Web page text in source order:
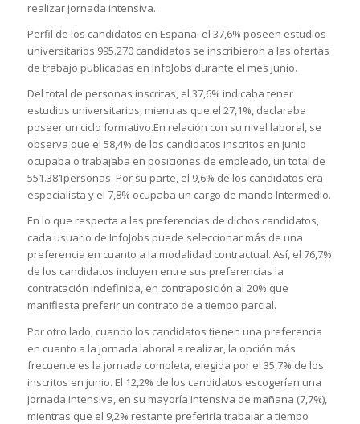
realizar jornada intensiva.
Perfil de los candidatos en España: el 37,6% poseen estudios
universitarios 995.270 candidatos se inscribieron a las ofertas
de trabajo publicadas en InfoJobs durante el mes junio.
Del total de personas inscritas, el 37,6% indicaba tener
estudios universitarios, mientras que el 27,1%, declaraba
poseer un ciclo formativo.En relación con su nivel laboral, se
observa que el 58,4% de los candidatos inscritos en junio
ocupaba o trabajaba en posiciones de empleado, un total de
551.381personas. Por su parte, el 9,6% de los candidatos era
especialista y el 7,8% ocupaba un cargo de mando Intermedio.
En lo que respecta a las preferencias de dichos candidatos,
cada usuario de InfoJobs puede seleccionar más de una
preferencia en cuanto a la modalidad contractual. Así, el 76,7%
de los candidatos incluyen entre sus preferencias la
contratación indefinida, en contraposición al 20% que
manifiesta preferir un contrato de a tiempo parcial.
Por otro lado, cuando los candidatos tienen una preferencia
en cuanto a la jornada laboral a realizar, la opción más
frecuente es la jornada completa, elegida por el 35,7% de los
inscritos en junio. El 12,2% de los candidatos escogerían una
jornada intensiva, en su mayoría intensiva de mañana (7,7%),
mientras que el 9,2% restante preferiría trabajar a tiempo